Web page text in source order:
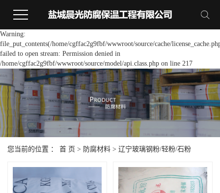
Warning:
file_put_contents(/home/cgffac2g9fbf/wwwroot/source/cache/
failed to open stream: Permission denied in
/home/cgffac2g9fbf/wwwroot/source/model/api.class.php on line 217
您当前的位置 ： 首 页 > 防腐材料 > 辽宁玻璃钢粉/轻粉/石粉